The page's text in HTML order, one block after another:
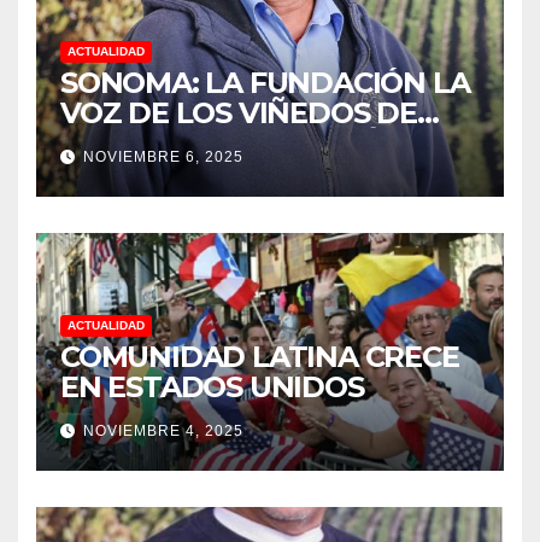
ACTUALIDAD
SONOMA: LA FUNDACIÓN LA
VOZ DE LOS VIÑEDOS DE
SONOMA, RECONOCIÓ A LOS
TRABAJADORES DEL MES DE
FEBRERO POR SU GRAN
TRABAJO EN LA PODA DE
UVAS
NOVIEMBRE 6, 2025
ACTUALIDAD
COMUNIDAD LATINA CRECE
EN ESTADOS UNIDOS
NOVIEMBRE 4, 2025